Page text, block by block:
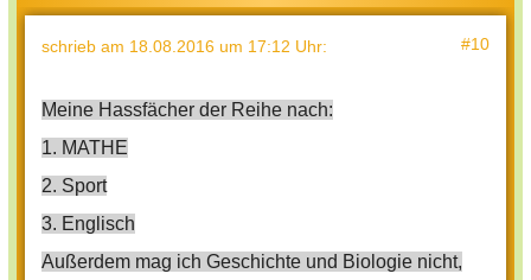
schrieb am 18.08.2016 um 17:12 Uhr: #10
Meine Hassfächer der Reihe nach:
1. MATHE
2. Sport
3. Englisch
Außerdem mag ich Geschichte und Biologie nicht,